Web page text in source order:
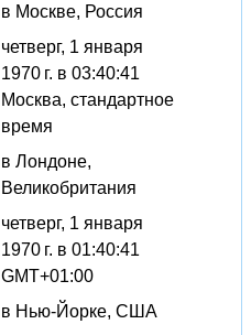
в Москве, Россия
четверг, 1 января
1970 г. в 03:40:41
Москва, стандартное
время
в Лондоне,
Великобритания
четверг, 1 января
1970 г. в 01:40:41
GMT+01:00
в Нью-Йорке, США